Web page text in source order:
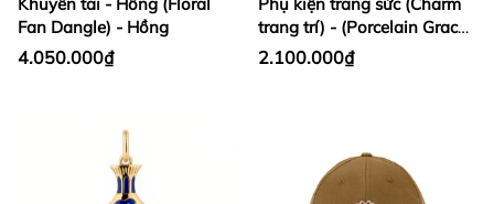
Fan Dangle) - Hồng
4.050.000₫
trang trí) - (Porcelain Grace
Silver)
2.100.000₫